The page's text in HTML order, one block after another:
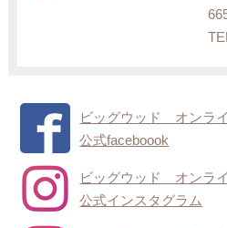
TEL
ビッグウッド オンラ
公式faceboook
ビッグウッド オンラ
公式インスタグラム